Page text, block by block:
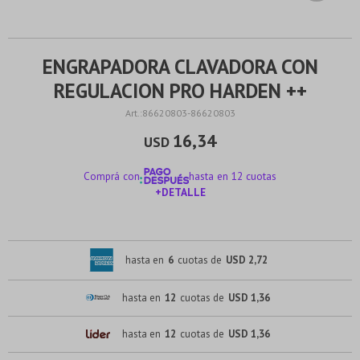
ENGRAPADORA CLAVADORA CON
REGULACION PRO HARDEN ++
86620803-86620803
USD 16,34
Comprá con
hasta en 12 cuotas
+DETALLE
hasta en 6 cuotas de USD 2,72
hasta en 12 cuotas de USD 1,36
hasta en 12 cuotas de USD 1,36